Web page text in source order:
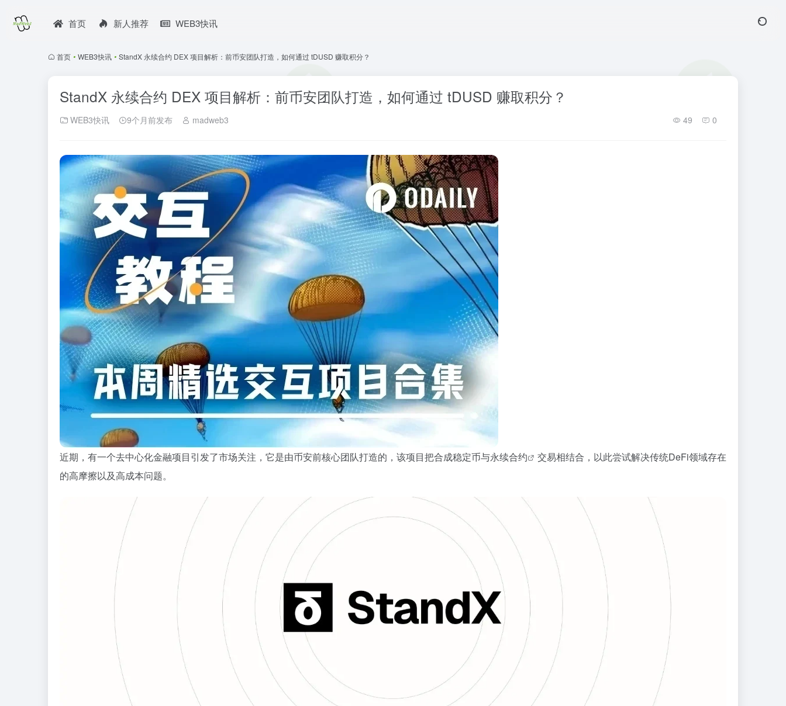
首页 新人推荐 WEB3快讯
首页 • WEB3快讯 • StandX 永续合约 DEX 项目解析：前币安团队打造，如何通过 tDUSD 赚取积分？
StandX 永续合约 DEX 项目解析：前币安团队打造，如何通过 tDUSD 赚取积分？
WEB3快讯 9个月前发布 madweb3 49 0
近期，有一个去中心化金融项目引发了市场关注，它是由币安前核心团队打造的，该项目把合成稳定币与永续合约
交易相结合，以此尝试解决传统DeFi领域存在
的高摩擦以及高成本问题。